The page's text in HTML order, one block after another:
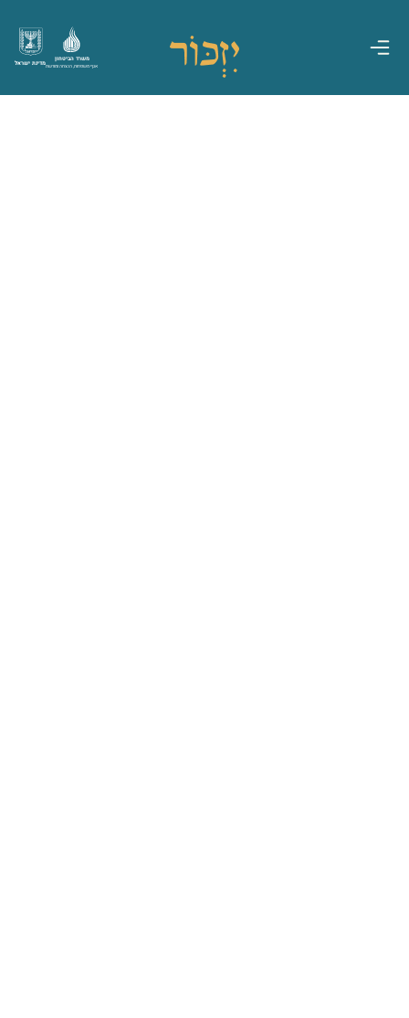
מדינת ישראל
משרד הביטחון
אגף משפחות, הנצחה ומורשת